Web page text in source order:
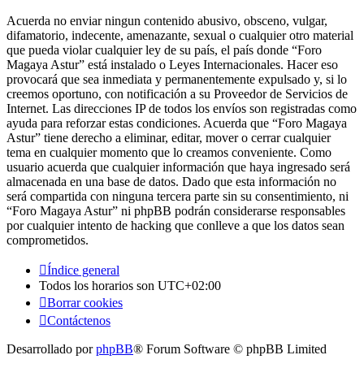
Acuerda no enviar ningun contenido abusivo, obsceno, vulgar,
difamatorio, indecente, amenazante, sexual o cualquier otro material
que pueda violar cualquier ley de su país, el país donde “Foro
Magaya Astur” está instalado o Leyes Internacionales. Hacer eso
provocará que sea inmediata y permanentemente expulsado y, si lo
creemos oportuno, con notificación a su Proveedor de Servicios de
Internet. Las direcciones IP de todos los envíos son registradas como
ayuda para reforzar estas condiciones. Acuerda que “Foro Magaya
Astur” tiene derecho a eliminar, editar, mover o cerrar cualquier
tema en cualquier momento que lo creamos conveniente. Como
usuario acuerda que cualquier información que haya ingresado será
almacenada en una base de datos. Dado que esta información no
será compartida con ninguna tercera parte sin su consentimiento, ni
“Foro Magaya Astur” ni phpBB podrán considerarse responsables
por cualquier intento de hacking que conlleve a que los datos sean
comprometidos.
Índice general
Todos los horarios son UTC+02:00
Borrar cookies
Contáctenos
Desarrollado porphpBB® Forum Software © phpBB Limited